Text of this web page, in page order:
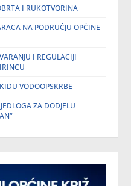
I RUKOTVORINA
NA PODRUČJU OPĆINE
I REGULACIJI
VODOOPSKRBE
ZA DODJELU